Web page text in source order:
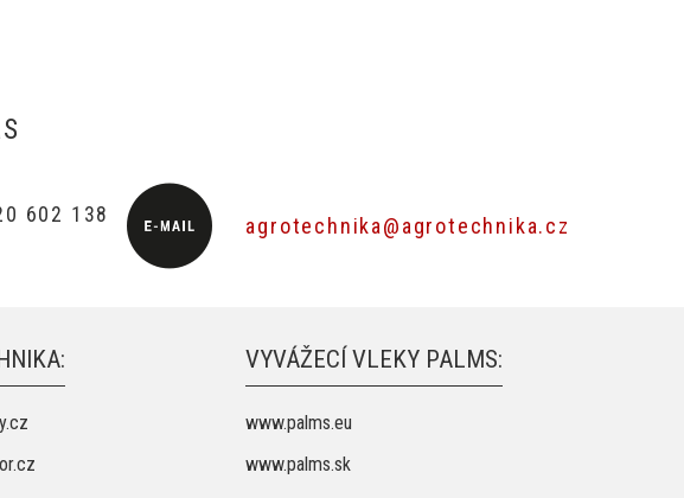
602 138
agrotechnika@agrotechnika.cz
VYVÁŽECÍ VLEKY PALMS:
www.palms.eu
www.palms.sk